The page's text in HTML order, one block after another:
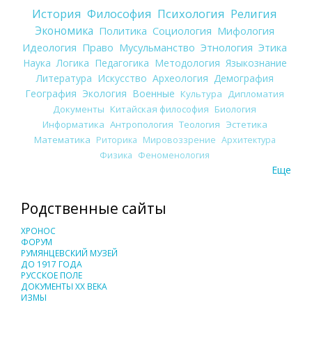
История Философия Психология Религия
Экономика Политика Социология Мифология
Идеология Право Мусульманство Этнология Этика
Наука Логика Педагогика Методология Языкознание
Литература Искусство Археология Демография
География Экология Военные Культура
Дипломатия
Документы Китайская философия Биология
Информатика Антропология Теология Эстетика
Математика Риторика Мировоззрение Архитектура
Физика Феноменология
Еще
Родственные сайты
ХРОНОС
ФОРУМ
РУМЯНЦЕВСКИЙ МУЗЕЙ
ДО 1917 ГОДА
РУССКОЕ ПОЛЕ
ДОКУМЕНТЫ XX ВЕКА
ИЗМЫ